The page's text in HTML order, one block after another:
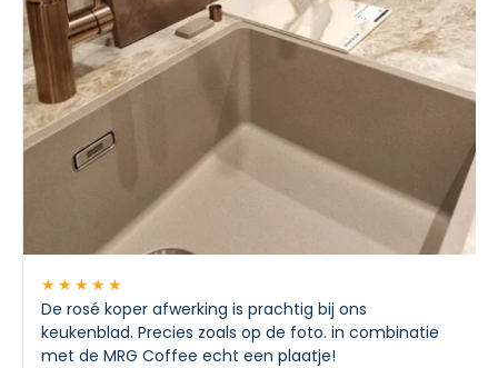
★★★★★
De rosé koper afwerking is prachtig bij ons
keukenblad. Precies zoals op de foto. in combinatie
met de MRG Coffee echt een plaatje!